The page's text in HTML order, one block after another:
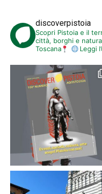
discoverpistoia
Scopri Pistoia e il
città, borghi e
Toscana
Leggi